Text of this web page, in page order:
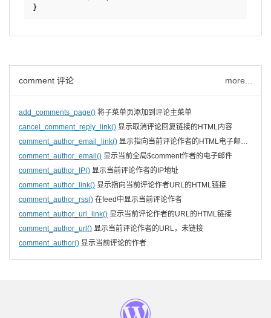
comment 评论 more...
add_comments_page() 将子菜单页添加到评论主菜单
cancel_comment_reply_link() 显示取消评论回复链接的HTML内容
comment_author_email_link() 显示指向当前评论作者的HTML电子邮件链接
comment_author_email() 显示当前全局$comment作者的电子邮件
comment_author_IP() 显示当前评论作者的IP地址
comment_author_link() 显示指向当前评论作者URL的HTML链接
comment_author_rss() 在feed中显示当前评论作者
comment_author_url_link() 显示当前评论作者的URL的HTML链接
comment_author_url() 显示当前评论作者的URL，未链接
comment_author() 显示当前评论的作者
}